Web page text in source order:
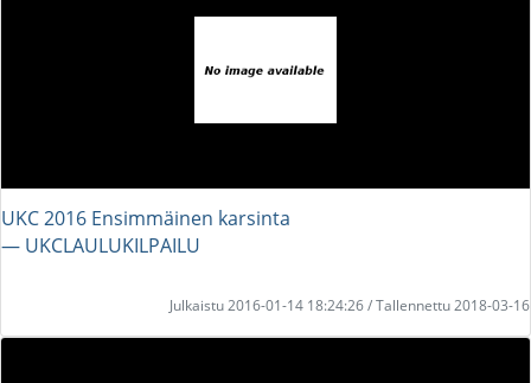
UKC 2016 Ensimmäinen karsinta
― UKCLAULUKILPAILU
Julkaistu 2016-01-14 18:24:26 / Tallennettu 2018-03-16